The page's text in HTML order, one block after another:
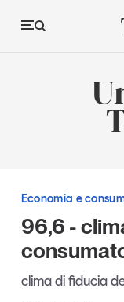
Logistica
Retail e
Economia e
96,6 -
clima di fiducia